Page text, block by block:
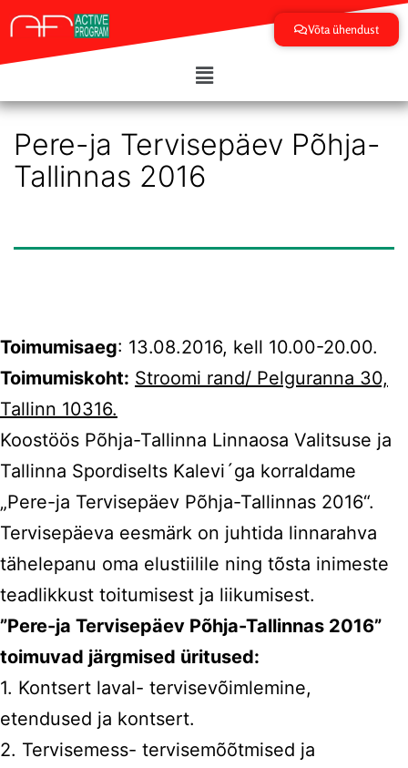
Võta ühendust
Pere-ja Tervisepäev Põhja-
Tallinnas 2016
Toimumisaeg: 13.08.2016, kell 10.00-20.00.
Toimumiskoht: Stroomi rand/ Pelguranna 30,
Tallinn 10316.
Koostöös Põhja-Tallinna Linnaosa Valitsuse ja
Tallinna Spordiselts Kalevi´ga korraldame
„Pere-ja Tervisepäev Põhja-Tallinnas 2016“.
Tervisepäeva eesmärk on juhtida linnarahva
tähelepanu oma elustiilile ning tõsta inimeste
teadlikkust toitumisest ja liikumisest.
”Pere-ja Tervisepäev Põhja-Tallinnas 2016”
toimuvad järgmised üritused:
1. Kontsert laval- tervisevõimlemine,
etendused ja kontsert.
2. Tervisemess- tervisemõõtmised ja